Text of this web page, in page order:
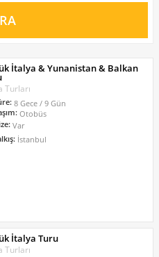
İtalya & Yunanistan & Balkan
Turları
8 Gece / 9 Gün
Otobüs
Var
İstanbul
İtalya Turu
Turları